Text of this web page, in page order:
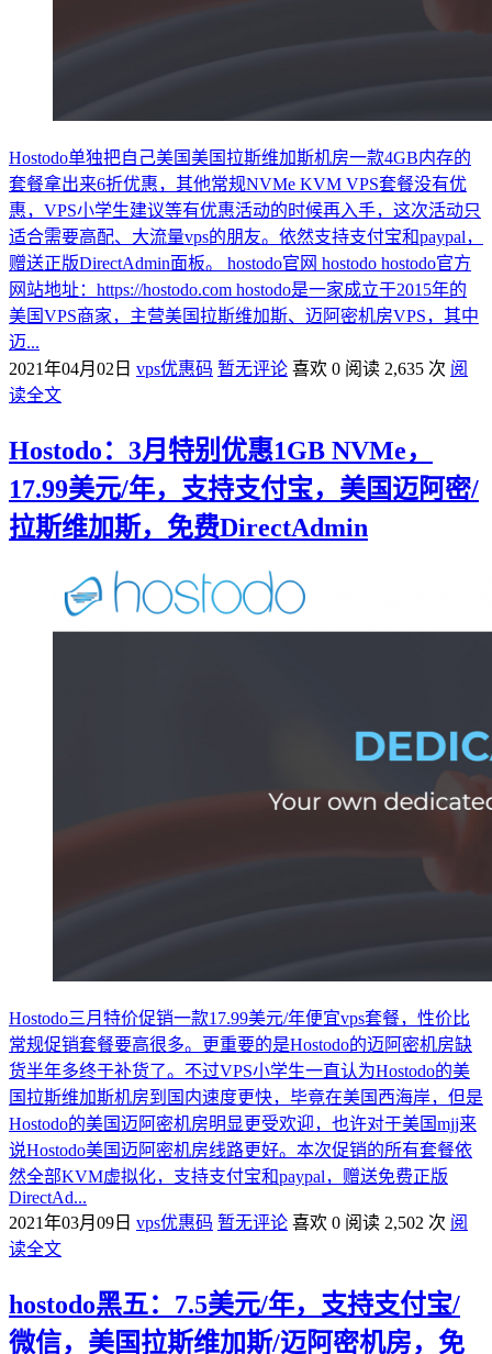
Hostodo单独把自己美国美国拉斯维加斯机房一款4GB内存的
套餐拿出来6折优惠，其他常规NVMe KVM VPS套餐没有优
惠，VPS小学生建议等有优惠活动的时候再入手，这次活动只
适合需要高配、大流量vps的朋友。依然支持支付宝和paypal，
赠送正版DirectAdmin面板。 hostodo官网 hostodo hostodo官方
网站地址：https://hostodo.com hostodo是一家成立于2015年的
美国VPS商家，主营美国拉斯维加斯、迈阿密机房VPS，其中
迈...
2021年04月02日 vps优惠码 暂无评论 喜欢 0 阅读 2,635 次 阅
读全文
Hostodo：3月特别优惠1GB NVMe，
17.99美元/年，支持支付宝，美国迈阿密/
拉斯维加斯，免费DirectAdmin
Hostodo三月特价促销一款17.99美元/年便宜vps套餐，性价比
常规促销套餐要高很多。更重要的是Hostodo的迈阿密机房缺
货半年多终于补货了。不过VPS小学生一直认为Hostodo的美
国拉斯维加斯机房到国内速度更快，毕竟在美国西海岸，但是
Hostodo的美国迈阿密机房明显更受欢迎，也许对于美国mjj来
说Hostodo美国迈阿密机房线路更好。本次促销的所有套餐依
然全部KVM虚拟化，支持支付宝和paypal，赠送免费正版
DirectAd...
2021年03月09日 vps优惠码 暂无评论 喜欢 0 阅读 2,502 次 阅
读全文
hostodo黑五：7.5美元/年，支持支付宝/
微信，美国拉斯维加斯/迈阿密机房，免